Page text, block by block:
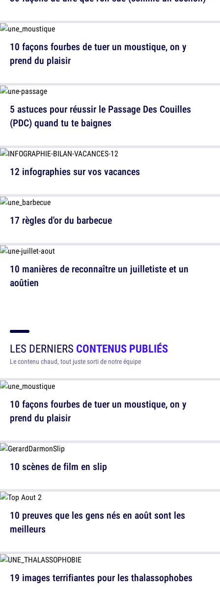
10 façons fourbes de tuer un moustique, on y
prend du plaisir
12 infographies sur vos vacances
10 manières de reconnaître un juilletiste et un
aoûtien
5 astuces pour réussir le Passage Des Couilles
(PDC) quand tu te baignes
17 règles d'or du barbecue
LES DERNIERS CONTENUS PUBLIÉS
Le contenu chaud, tout juste sorti de notre équipe
10 façons fourbes de tuer un moustique, on y
prend du plaisir
10 preuves que les gens nés en août sont les
meilleurs
10 scènes de film en slip
19 images terrifiantes pour les thalassophobes